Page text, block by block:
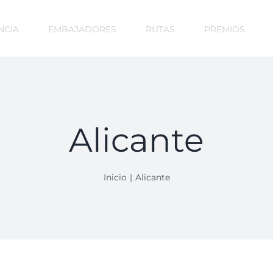
EMBAJADORES RUTAS PREMIOS
Alicante
Inicio Alicante